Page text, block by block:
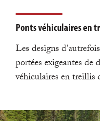
Ponts véhiculaires en
Les designs
portées exigeantes de
véhiculaires en